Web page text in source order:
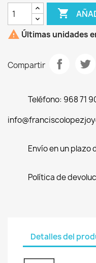

 Últimas unidades
Compartir
Teléfono: 968 71
Envío en un plazo
Política de
Detalles del